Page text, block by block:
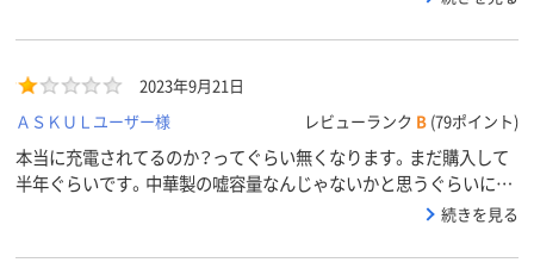
器はもう終売してました。それくらい持ちが良い充電池で、コスパ
2023年9月21日
ＡＳＫＵＬユーザー様
レビューランク B (79ポイント)
本当に充電されてるのか？ってぐらい無くなります。まだ購入して
半年ぐらいです。中華製の嘘容量なんじゃないかと思うぐらいにこ
続きを見る